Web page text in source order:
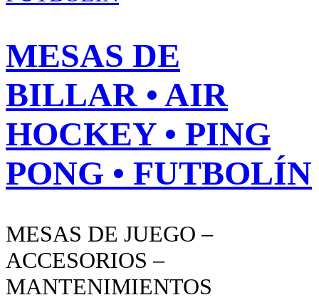
MESAS DE
BILLAR • AIR
HOCKEY • PING
PONG • FUTBOLÍN
MESAS DE JUEGO –
ACCESORIOS –
MANTENIMIENTOS